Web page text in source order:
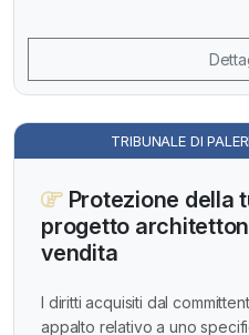
TRIBUNALE DI
Protezione della
progetto
vendita
I diritti acquisiti dal
appalto relativo a uno